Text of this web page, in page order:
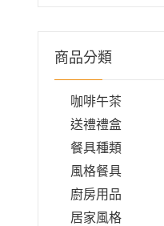
商品分類
咖啡午茶
送禮禮盒
餐具種類
風格餐具
廚房用品
居家風格